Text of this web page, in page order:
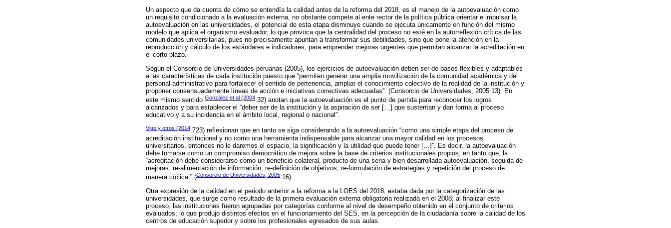
Un aspecto que da cuenta de cómo se entendía la calidad antes de la reforma del 2018, es el manejo de la autoevaluación como
un requisito condicionado a la evaluación externa, no obstante compete al ente rector de la política pública orientar e impulsar la
autoevaluación en las universidades, el potencial de esta etapa disminuye cuando se ejecuta únicamente en función del mismo
modelo que aplica el organismo evaluador, lo que provoca que la centralidad del proceso no esté en la autorreflexión crítica de las
comunidades universitarias, pues no precisamente apuntan a transformar sus debilidades, sino que pone la atención en la
reproducción y cálculo de los estándares e indicadores, para emprender mejoras urgentes que permitan alcanzar la acreditación en
el corto plazo.
Según el Consorcio de Universidades peruanas (2005), los ejercicios de autoevaluación deben ser de bases flexibles y adaptables
a las características de cada institución puesto que “permiten generar una amplia movilización de la comunidad académica y del
personal administrativo para fortalecer el sentido de pertenencia, ampliar el conocimiento colectivo de la realidad de la institución y
proponer consensuadamente líneas de acción e iniciativas correctivas adecuadas”. (Consorcio de Universidades, 2005:13). En
este mismo sentido González et al (2004:32) anotan que la autoevaluación es el punto de partida para reconocer los logros
alcanzados y para establecer el “deber ser de la institución y la aspiración de ser […] que sustentan y dan forma al proceso
educativo y a su incidencia en el ámbito local, regional o nacional”.
Vigo y otros (2014:723) reflexionan que en tanto se siga considerando a la autoevaluación “como una simple etapa del proceso de
acreditación institucional y no como una herramienta indispensable para alcanzar una mayor calidad en los procesos
universitarios, entonces no le daremos el espacio, la significación y la utilidad que puede tener […]”. Es decir, la autoevaluación
debe tomarse como un compromiso democrático de mejora sobre la base de criterios institucionales propios; en tanto que, la
“acreditación debe considerarse como un beneficio colateral, producto de una seria y bien desarrollada autoevaluación, seguida de
mejoras, re-alimentación de información, re-definición de objetivos, re-formulación de estrategias y repetición del proceso de
manera cíclica.” (Consorcio de Universidades, 2005:16)
Otra expresión de la calidad en el periodo anterior a la reforma a la LOES del 2018, estaba dada por la categorización de las
universidades, que surge como resultado de la primera evaluación externa obligatoria realizada en el 2008; al finalizar este
proceso, las instituciones fueron agrupadas por categorías conforme al nivel de desempeño obtenido en el conjunto de criterios
evaluados; lo que produjo distintos efectos en el funcionamiento del SES, en la percepción de la ciudadanía sobre la calidad de los
centros de educación superior y sobre los profesionales egresados de sus aulas.